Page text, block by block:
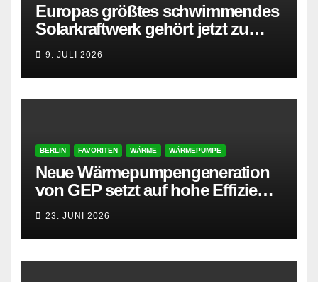
Europas größtes schwimmendes
Solarkraftwerk gehört jetzt zu
AMPYR
9. JULI 2026
BERLIN FAVORITEN WÄRME WÄRMEPUMPE
Neue Wärmepumpengeneration
von GEP setzt auf hohe Effizienz
und besonders leisen Betrieb
23. JUNI 2026